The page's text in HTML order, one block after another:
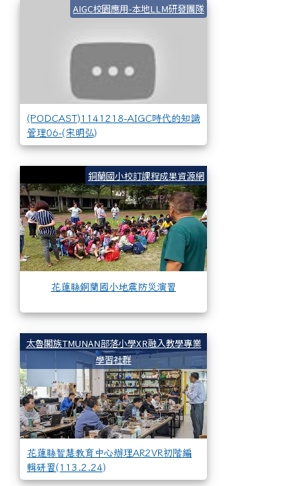
AIGC校園應用-本地LLM研發團隊
(PODCAST)1141218-AIGC時代的知識
管理06-(宋明弘)
銅蘭國小校訂課程成果資源網
花蓮縣銅蘭國小地震防災演習
太魯閣族TMUNAN部落小學XR融入教學專業
學習社群
花蓮縣智慧教育中心辦理AR2VR初階編
輯研習(113.2.24)